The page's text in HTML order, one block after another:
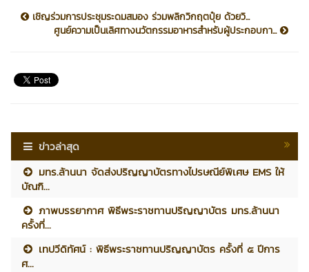
เชิญร่วมการประชุมระดมสมอง ร่วมพลิกวิกฤตปุ๋ย ด้วยวิ...
ศูนย์ความเป็นเลิศทางนวัตกรรมอาหารสำหรับผู้ประกอบกา...
ข่าวล่าสุด
มทร.ล้านนา จัดส่งปริญญาบัตรทางไปรษณีย์พิเศษ EMS ให้
บัณฑิ...
ภาพบรรยากาศ พิธีพระราชทานปริญญาบัตร มทร.ล้านนา
ครั้งที่...
เทปวีดิทัศน์ : พิธีพระราชทานปริญญาบัตร ครั้งที่ ๕ ปีการ
ศ...